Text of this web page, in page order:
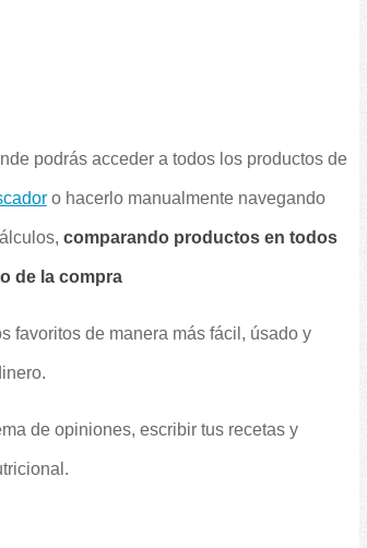
podrás acceder a todos los productos de
o hacerlo manualmente navegando
comparando productos en todos
de la compra
favoritos de manera más fácil, úsado y
de opiniones, escribir tus recetas y